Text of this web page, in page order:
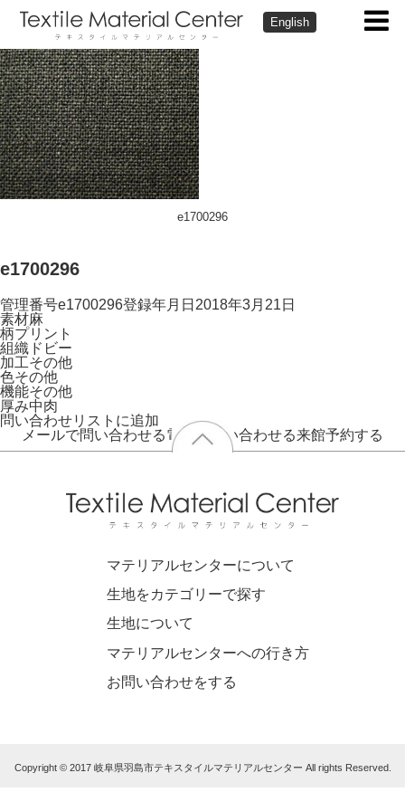
English
e1700296
e1700296
管理番号e1700296登録年月日 2018年3月21日
素材麻
柄プリント
組織 ドビー
加工その他
色その他
機能その他
厚み中肉
問い合わせリストに追加
メールで問い合わせる電話で問い合わせる来館予約する
マテリアルセンターについて
生地をカテゴリーで探す
生地について
マテリアルセンターへの行き方
お問い合わせをする
Copyright © 2017 岐阜県羽島市テキスタイルマテリアルセンター All rights Reserved.